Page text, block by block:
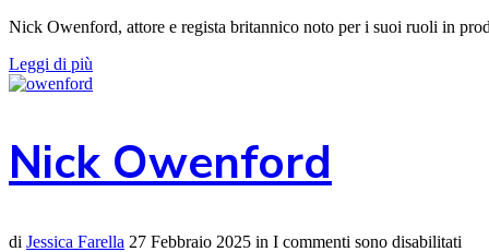
Nick Owenford, attore e regista britannico noto per i suoi ruoli in
Leggi di più
Nick Owenford
di Jessica Farella 27 Febbraio 2025 in I commenti sono disabilitati